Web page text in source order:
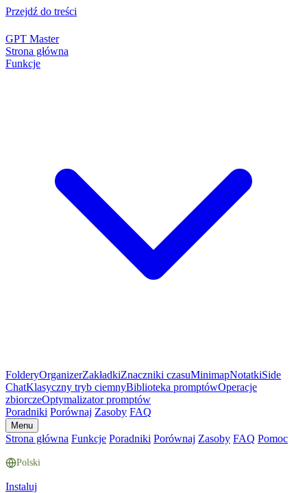
Przejdź do treści
GPT Master
Strona główna
Funkcje
FolderyOrganizerZakładkiZnaczniki czasuMinimapNotatkiSide
ChatKlasyczny tryb ciemnyBiblioteka promptówOperacje
zbiorczeOptymalizator promptów
Poradniki Porównaj Zasoby FAQ
Menu
Strona główna Funkcje Poradniki Porównaj Zasoby FAQ Pomoc
Polski
Instaluj